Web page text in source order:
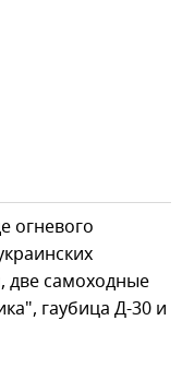
огневого
две самоходные
гаубица Д-30 и